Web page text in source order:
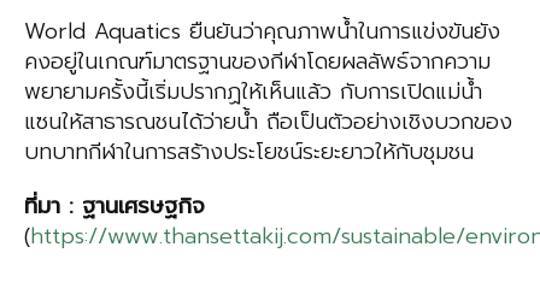
World Aquatics ยืนยันว่าคุณภาพน้ำในการแข่งขันยัง
คงอยู่ในเกณฑ์มาตรฐานของกีฬาโดยผลลัพธ์จากความ
พยายามครั้งนี้เริ่มปรากฏให้เห็นแล้ว กับการเปิดแม่น้ำ
แซนให้สาธารณชนได้ว่ายน้ำ ถือเป็นตัวอย่างเชิงบวกของ
บทบาทกีฬาในการสร้างประโยชน์ระยะยาวให้กับชุมชน
ที่มา : ฐานเศรษฐกิจ
(https://www.thansettakij.com/sustainable/